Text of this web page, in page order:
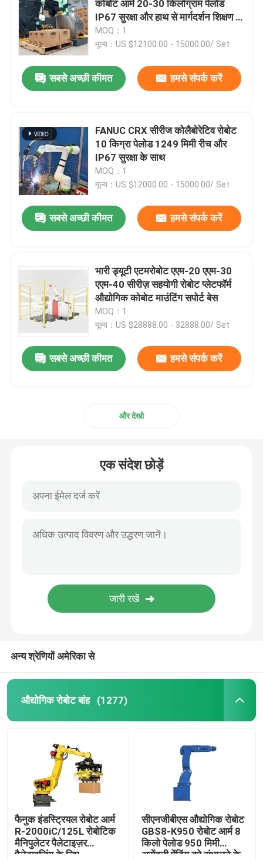
रोबोट ड्रेस पैक
रोबोट आर्म ग्रिपर
असेंबली रोबोट आर्म
स्थान रोबोट चुनें
पेंटिंग रोबोट भुजा
मानवरूपी रोबोट
दक्ष हाथ
कोबोट आर्म 20-30 किलोग्राम पेलोड
IP67 सुरक्षा और हाथ से मार्गदर्शन शिक्षण के
साथ
MOQ：1
मूल्य：US $12100.00 - 15000.00/ Set
सबसे अच्छी कीमत हमसे संपर्क करें
FANUC CRX सीरीज कोलैबोरेटिव रोबोट
10 किग्रा पेलोड 1249 मिमी रीच और
IP67 सुरक्षा के साथ
MOQ：1
मूल्य：US $12000.00 - 15000.00/ Set
सबसे अच्छी कीमत हमसे संपर्क करें
भारी ड्यूटी एटमरोबोट एएम-20 एएम-30
एएम-40 सीरीज़ सहयोगी रोबोट प्लेटफॉर्म
औद्योगिक कोबोट माउंटिंग सपोर्ट बेस
MOQ：1
मूल्य：US $28888.00 - 32888.00/ Set
सबसे अच्छी कीमत हमसे संपर्क करें
और देखो
एक संदेश छोड़ें
अन्य श्रेणियों अमेरिका से
औद्योगिक रोबोट बांह (1277)
फैनुक इंडस्ट्रियल रोबोट आर्म
R-2000iC/125L रोबोटिक
मैनिपुलेटर पैलेटाइज़र
पैलेटाइजिंग के लिए
सीएनजीबीएस औद्योगिक रोबोट
GBS8-K950 रोबोट आर्म 8
किलो पेलोड 950 मिमी
असेंबली पेंटिंग को संभालने के